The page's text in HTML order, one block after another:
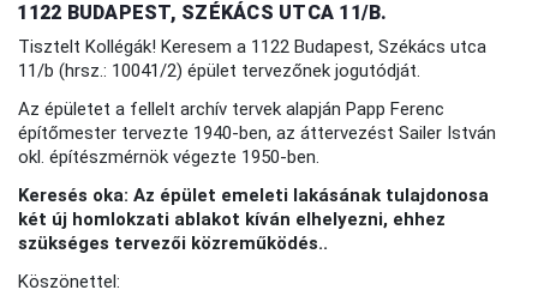
1122 BUDAPEST, SZÉKÁCS UTCA 11/B.
Tisztelt Kollégák! Keresem a 1122 Budapest, Székács utca
11/b (hrsz.: 10041/2) épület tervezőnek jogutódját.
Az épületet a fellelt archív tervek alapján Papp Ferenc
építőmester tervezte 1940-ben, az áttervezést Sailer István
okl. építészmérnök végezte 1950-ben.
Keresés oka: Az épület emeleti lakásának tulajdonosa
két új homlokzati ablakot kíván elhelyezni, ehhez
szükséges tervezői közreműködés..
Köszönettel: